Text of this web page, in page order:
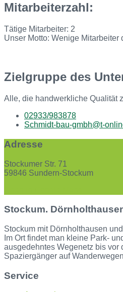
Mitarbeiterzahl:
Tätige Mitarbeiter: 2
Unser Motto: Wenige
Zielgruppe des
Alle, die handwerkliche Qualität
02933/983878
Schmidt-bau-gmbh@t-
Adresse
Stockumer Str. 71
59846 Sundern-Stockum
Stockum.
Stockum mit Dörnholthausen
Im Ort findet man kleine Park-
ausgedehntes Wegenetz bis
Spaziergänger auf
Service